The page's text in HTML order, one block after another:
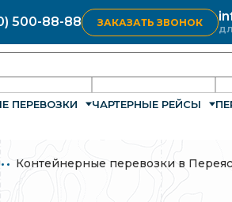
500-88-88 ЗАКАЗАТЬ ЗВОНОК
ПЕРЕВОЗКИ ЧАРТЕРНЫЕ РЕЙСЫ
Контейнерные перевозки в